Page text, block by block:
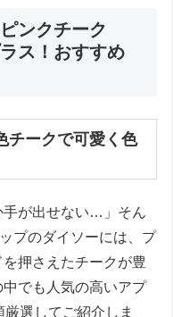
ンクチーク
ス！おすすめ
チークで可愛く色
手が出せない…」そん
プのダイソーには、プ
押さえたチークが豊
でも人気の高いアプ
選してご紹介しま